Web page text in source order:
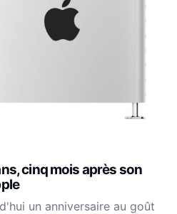
cinq mois après son
un anniversaire au goût